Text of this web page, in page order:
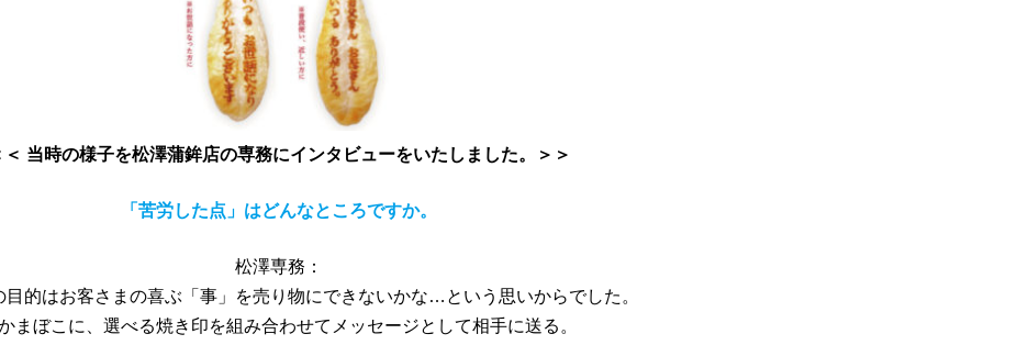
＜ 当時の様子を松澤蒲鉾店の専務にインタビューをいたしました。＞＞
「苦労した点」はどんなところですか。
松澤専務：
目的はお客さまの喜ぶ「事」を売り物にできないかな…という思いからでした。
まぼこに、選べる焼き印を組み合わせてメッセージとして相手に送る。